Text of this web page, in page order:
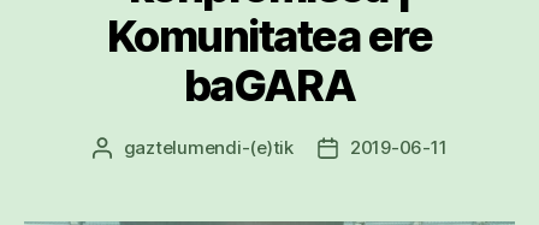
Komunitatea ere
baGARA
Argitalpenaren
gaztelumendi-(e)tik
Argitalpenaren
2019-06-11